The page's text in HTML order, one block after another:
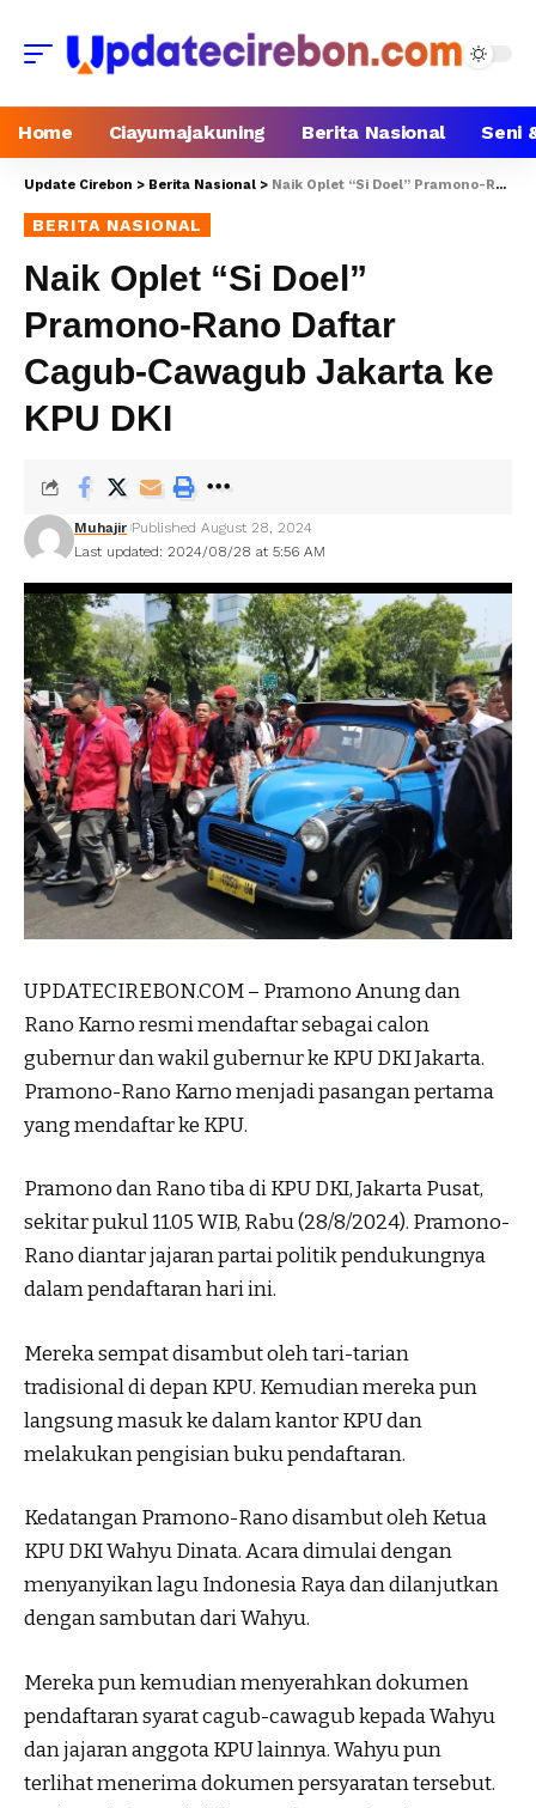
Home Ciayumajakuning Berita Nasional Seni
Update Cirebon > Berita Nasional > Naik Oplet “Si Doel” Pramono-Rano Daftar Cagub-Cawagub Jakarta ke KPU DKI
BERITA NASIONAL
Naik Oplet “Si Doel”
Pramono-Rano Daftar
Cagub-Cawagub Jakarta ke
KPU DKI
Last updated: 2024/08/28 at 5:56 AM
Muhajir Published August 28, 2024
UPDATECIREBON.COM – Pramono Anung dan
Rano Karno resmi mendaftar sebagai calon
gubernur dan wakil gubernur ke KPU DKI Jakarta.
Pramono-Rano Karno menjadi pasangan pertama
yang mendaftar ke KPU.
Pramono dan Rano tiba di KPU DKI, Jakarta Pusat,
sekitar pukul 11.05 WIB, Rabu (28/8/2024). Pramono-
Rano diantar jajaran partai politik pendukungnya
dalam pendaftaran hari ini.
Mereka sempat disambut oleh tari-tarian
tradisional di depan KPU. Kemudian mereka pun
langsung masuk ke dalam kantor KPU dan
melakukan pengisian buku pendaftaran.
Kedatangan Pramono-Rano disambut oleh Ketua
KPU DKI Wahyu Dinata. Acara dimulai dengan
menyanyikan lagu Indonesia Raya dan dilanjutkan
dengan sambutan dari Wahyu.
Mereka pun kemudian menyerahkan dokumen
pendaftaran syarat cagub-cawagub kepada Wahyu
dan jajaran anggota KPU lainnya. Wahyu pun
terlihat menerima dokumen persyaratan tersebut.